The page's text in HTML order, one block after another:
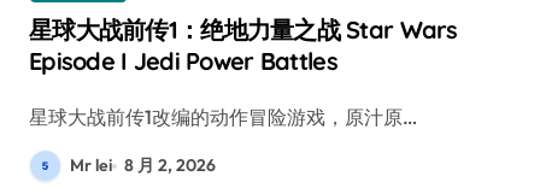
星球大战前传1：绝地力量之战 Star Wars
Episode I Jedi Power Battles
星球大战前传1改编的动作冒险游戏，原汁原…
Mr lei 8 月 2, 2026